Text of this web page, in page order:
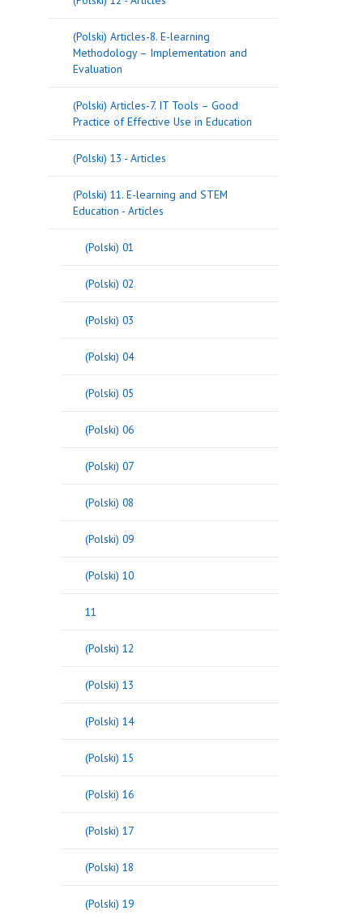
(Polski) Articles-8. E-learning
Methodology – Implementation and
Evaluation
(Polski) Articles-7. IT Tools – Good
Practice of Effective Use in Education
(Polski) 13 - Articles
(Polski) 11. E-learning and STEM
Education - Articles
(Polski) 01
(Polski) 02
(Polski) 03
(Polski) 04
(Polski) 05
(Polski) 06
(Polski) 07
(Polski) 08
(Polski) 09
(Polski) 10
11
(Polski) 12
(Polski) 13
(Polski) 14
(Polski) 15
(Polski) 16
(Polski) 17
(Polski) 18
(Polski) 19